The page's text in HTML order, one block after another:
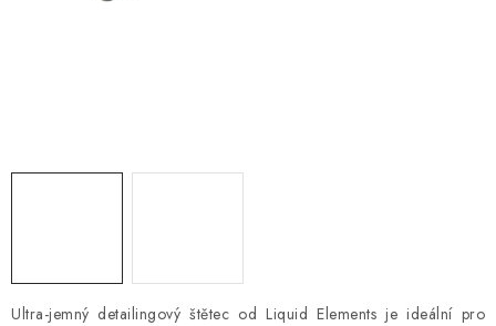
Ultra-jemný detailingový štětec od Liquid Elements je ideální pro